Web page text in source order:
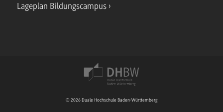
Lageplan Bildungscampus
© 2026 Duale Hochschule Baden-Württemberg